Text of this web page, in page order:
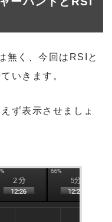
無く、今回はRSIと
いきます。
ず表示させましょ